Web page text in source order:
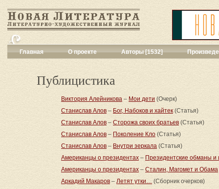
Главная О проекте Авторы [1532]
Рассказы
Сценарии
Философия,
Драматургия
Поэзия[1016]
Другие жанры
Публицистика
Виктория Алейникова – Мои дети (Очерк)
Станислав Алов – Бог, Набоков и хайтек(Статья)
Станислав Алов – Сторожа своих братьев (Статья)
Станислав Алов – Поколение Кло (Статья)
Станислав Алов – Внутри зеркала (Статья)
Американцы о президентах – Президентские обманы и
Американцы о президентах – Сталин, Магомет и Обама
Аркадий Макаров – Летят утки… (Сборник очерков)